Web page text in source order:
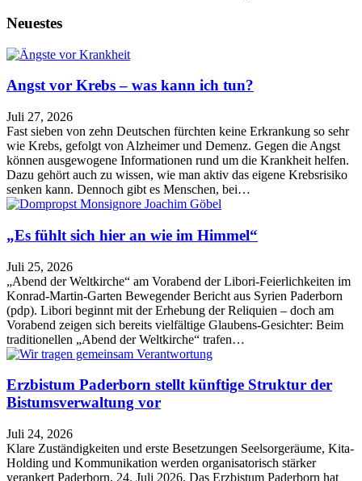
Neuestes
Angst vor Krebs – was kann ich tun?
Juli 27, 2026
Fast sieben von zehn Deutschen fürchten keine Erkrankung so sehr
wie Krebs, gefolgt von Alzheimer und Demenz. Gegen die Angst
können ausgewogene Informationen rund um die Krankheit helfen.
Dazu gehört auch zu wissen, wie man aktiv das eigene Krebsrisiko
senken kann. Dennoch gibt es Menschen, bei…
„Es fühlt sich hier an wie im Himmel“
Juli 25, 2026
„Abend der Weltkirche“ am Vorabend der Libori-Feierlichkeiten im
Konrad-Martin-Garten Bewegender Bericht aus Syrien Paderborn
(pdp). Libori beginnt mit der Erhebung der Reliquien – doch am
Vorabend zeigen sich bereits vielfältige Glaubens-Gesichter: Beim
traditionellen „Abend der Weltkirche“ trafen…
Erzbistum Paderborn stellt künftige Struktur der
Bistumsverwaltung vor
Juli 24, 2026
Klare Zuständigkeiten und erste Besetzungen Seelsorgeräume, Kita-
Holding und Kommunikation werden organisatorisch stärker
verankert Paderborn, 24. Juli 2026. Das Erzbistum Paderborn hat